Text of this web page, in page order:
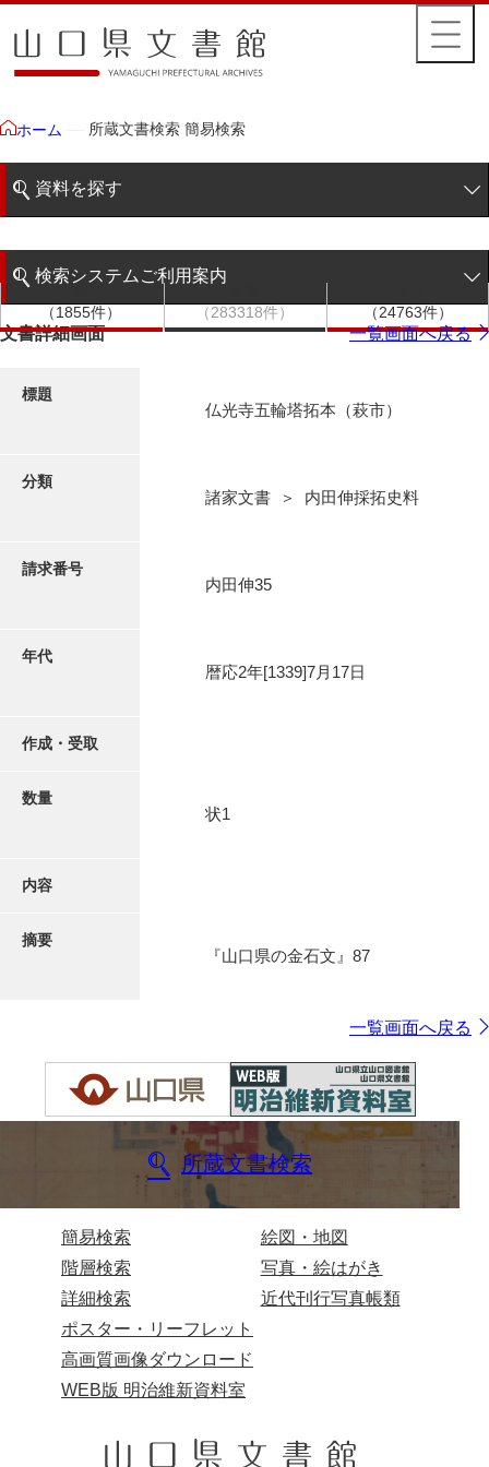
ホーム 所蔵文書検索 簡易検索
資料を探す
階層検索
写真・絵はがき
近代刊行写真帳類
検索システムご利用案内
検索システムの利用について
（1855件）
（283318件）
（24763件）
文書詳細画面 一覧画面へ戻る
標題
仏光寺五輪塔拓本（萩市）
分類
諸家文書 ＞ 内田伸採拓史料
請求番号
内田伸35
年代
暦応2年[1339]7月17日
作成・受取
数量
状1
内容
摘要
『山口県の金石文』87
一覧画面へ戻る
所蔵文書検索
簡易検索
階層検索
詳細検索
絵図・地図
写真・絵はがき
近代刊行写真帳類
ポスター・リーフレット
高画質画像ダウンロード
WEB版 明治維新資料室